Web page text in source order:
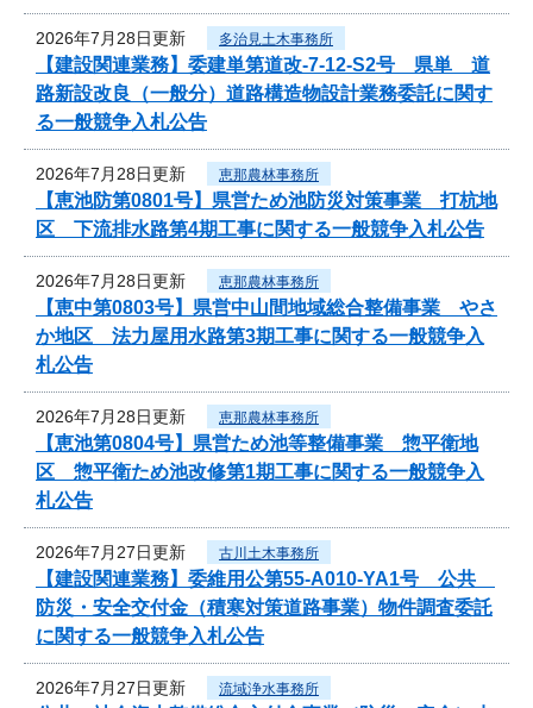
2026年7月28日更新 多治見土木事務所
【建設関連業務】委建単第道改-7-12-S2号 県単 道
路新設改良（一般分）道路構造物設計業務委託に関す
る一般競争入札公告
2026年7月28日更新 恵那農林事務所
【恵池防第0801号】県営ため池防災対策事業 打杭地
区 下流排水路第4期工事に関する一般競争入札公告
2026年7月28日更新 恵那農林事務所
【恵中第0803号】県営中山間地域総合整備事業 やさ
か地区 法力屋用水路第3期工事に関する一般競争入
札公告
2026年7月28日更新 恵那農林事務所
【恵池第0804号】県営ため池等整備事業 惣平衛地
区 惣平衛ため池改修第1期工事に関する一般競争入
札公告
2026年7月27日更新 古川土木事務所
【建設関連業務】委維用公第55-A010-YA1号 公共
防災・安全交付金（積寒対策道路事業）物件調査委託
に関する一般競争入札公告
2026年7月27日更新 流域浄水事務所